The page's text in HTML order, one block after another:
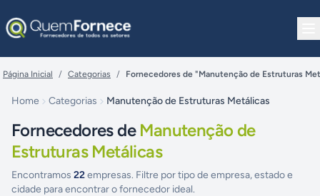
Página Inicial / Categorias / Fornecedores de "Manutenção de Estruturas
Home Categorias Manutenção de Estruturas Metálicas
Fornecedores de Manutenção de
Estruturas Metálicas
Encontramos 22empresas. Filtre por tipo de empresa, estado e
cidade para encontrar o fornecedor ideal.